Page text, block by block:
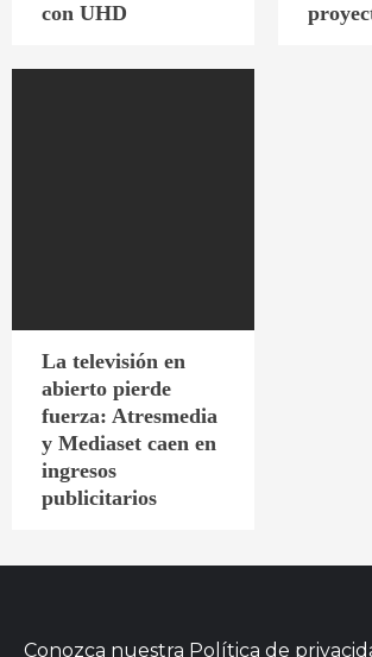
con UHD
La televisión en
abierto pierde
fuerza: Atresmedia
y Mediaset caen en
ingresos
publicitarios
Conozca nuestra Política de